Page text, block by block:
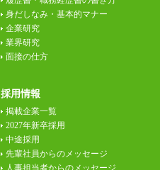
身だしなみ・基本的マナー
企業研究
業界研究
面接の仕方
採用情報
掲載企業一覧
2027年新卒採用
中途採用
先輩社員からのメッセージ